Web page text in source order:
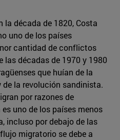
la década de 1820, Costa
uno de los países
cantidad de conflictos
las décadas de 1970 y 1980
que huían de la
la revolución sandinista.
por razones de
uno de los países menos
incluso por debajo de las
migratorio se debe a